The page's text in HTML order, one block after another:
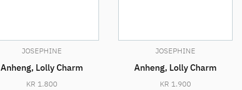
JOSEPHINE
Anheng, Lolly Charm
KR 1.800
JOSEPHINE
Anheng, Lolly Charm
KR 1.900